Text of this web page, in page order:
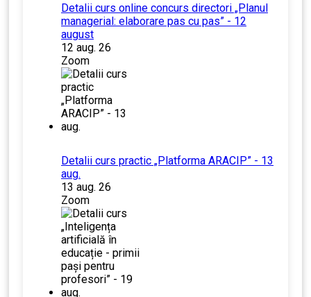
Detalii curs online concurs directori „Planul
managerial: elaborare pas cu pas” - 12
august
12 aug. 26
Zoom
Detalii curs practic „Platforma ARACIP” - 13
aug.
13 aug. 26
Zoom